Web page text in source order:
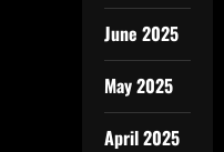
June 2025
May 2025
April 2025